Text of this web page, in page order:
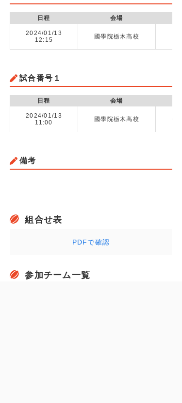
日程 会場
2024/01/13
12:15
國學院栃木高校
試合番号１
日程 会場
2024/01/13
11:00
國學院栃木高校 作
備考
組合せ表
PDFで確認
参加チーム一覧